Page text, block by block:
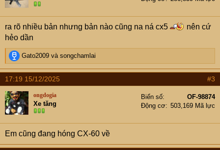
ra rõ nhiều bản nhưng bản nào cũng na ná cx5
nên cứ
hẻo dần
R
e
a
c
t
i
o
n
s
:
Gato2009 và songchamlai
17:19 15/12/2025 #3
ongdogia
Xe tăng
Biển số
OF-98874
Động cơ
503,169 Mã lực
Em cũng đang hóng CX-60 về